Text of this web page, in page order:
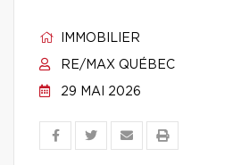
IMMOBILIER
RE/MAX QUÉBEC
29 MAI 2026